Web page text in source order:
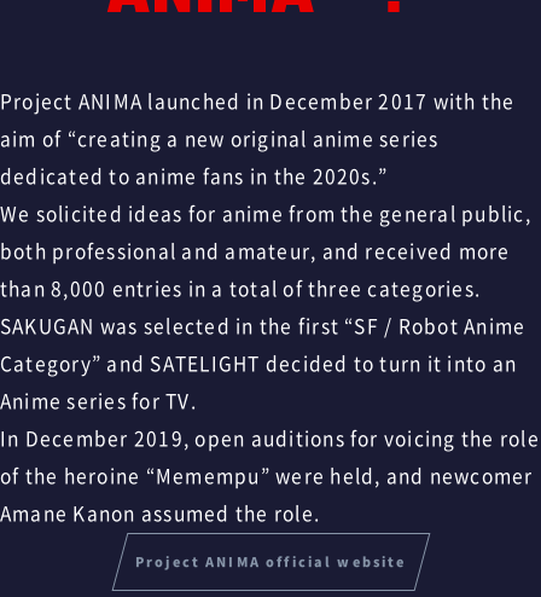
Project ANIMA launched in December 2017 with the
aim of “creating a new original anime series
dedicated to anime fans in the 2020s.”
We solicited ideas for anime from the general public,
both professional and amateur, and received more
than 8,000 entries in a total of three categories.
SAKUGAN was selected in the first “SF / Robot Anime
Category” and SATELIGHT decided to turn it into an
Anime series for TV.
In December 2019, open auditions for voicing the role
of the heroine “Memempu” were held, and newcomer
Amane Kanon assumed the role.
Project ANIMA official website